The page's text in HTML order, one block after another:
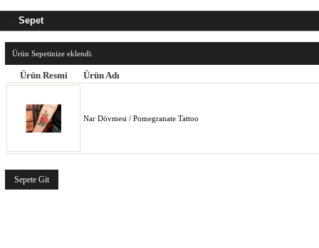
Sepet
Ürün Sepetinize eklendi.
Ürün Resmi Ürün Adı
Nar Dövmesi / Pomegranate Tattoo
Sepete Git